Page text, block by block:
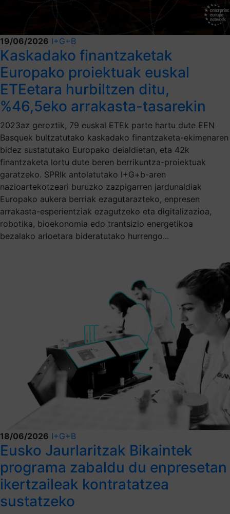
19/06/2026 I+G+B
Kaskadako finantzaketak
Europako proiektuak euskal
ETEetara hurbiltzen ditu,
%46,5eko arrakasta-tasarekin
2023az geroztik, 79 euskal ETEk parte hartu dute EEN
Basquek bultzatutako kaskadako finantzaketa-ekimenaren
bidez sustatutako Europako deialdietan, eta 42k
finantzaketa lortu dute beren berrikuntza-proiektuak
garatzeko. SPRIk antolatutako I+G+b-aren
nazioartekotzeari buruzko zazpigarren jardunaldiak
Europako aukera berriak ezagutarazteko, enpresen
arrakasta-esperientziak ezagutzeko eta digitalizazioa,
robotika, bioekonomia edo trantsizio energetikoa
bezalako arloetara bideratutako hurrengo...
18/06/2026 I+G+B
Eusko Jaurlaritzak Bikaintek
programa zabaldu du enpresetan
ikertzaileak kontratatzea
sustatzeko